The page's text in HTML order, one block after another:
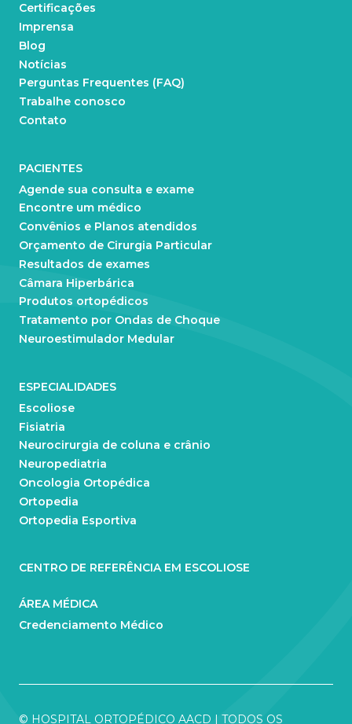
Certificações
Imprensa
Blog
Notícias
Perguntas Frequentes (FAQ)
Trabalhe conosco
Contato
PACIENTES
Agende sua consulta e exame
Encontre um médico
Convênios e Planos atendidos
Orçamento de Cirurgia Particular
Resultados de exames
Câmara Hiperbárica
Produtos ortopédicos
Tratamento por Ondas de Choque
Neuroestimulador Medular
ESPECIALIDADES
Escoliose
Fisiatria
Neurocirurgia de coluna e crânio
Neuropediatria
Oncologia Ortopédica
Ortopedia
Ortopedia Esportiva
CENTRO DE REFERÊNCIA EM ESCOLIOSE
ÁREA MÉDICA
Credenciamento Médico
© HOSPITAL ORTOPÉDICO AACD | TODOS OS